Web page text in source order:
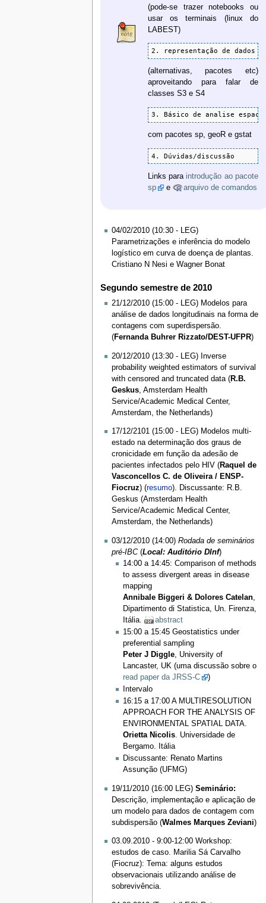
(pode-se trazer notebooks ou
usar os terminais (linux do
LABEST)
2. representação de dados
(alternativas, pacotes etc)
aproveitando para falar de
classes S3 e S4
3. Básico de analise
com pacotes sp, geoR e gstat
4. Dúvidas/discussão
Links para introdução ao pacote
sp
e arquivo de comandos
04/02/2010 (10:30 - LEG)
Parametrizações e inferência do modelo
logístico em curva de doença de plantas.
Cristiano N Nesi e Wagner Bonat
Segundo semestre de 2010
21/12/2010 (15:00 - LEG) Modelos para
análise de dados longitudinais na forma de
contagens com superdispersão.
(Fernanda Buhrer Rizzato/DEST-UFPR)
20/12/2010 (13:30 - LEG) Inverse
probability weighted estimators of survival
with censored and truncated data (R.B.
Geskus, Amsterdam Health
Service/Academic Medical Center,
Amsterdam, the Netherlands)
17/12/2101 (15:00 - LEG) Modelos multi-
estado na determinação dos graus de
cronicidade em função da adesão de
pacientes infectados pelo HIV (Raquel de
Vasconcellos C. de Oliveira / ENSP-
Fiocruz) (resumo). Discussante: R.B.
Geskus (Amsterdam Health
Service/Academic Medical Center,
Amsterdam, the Netherlands)
03/12/2010 (14:00) Rodada de seminários
pré-IBC(Local: Auditório DInf)
14:00 a 14:45: Comparison of methods
to assess divergent areas in disease
mapping
Annibale Biggeri & Dolores Catelan,
Dipartimento di Statistica, Un. Firenza,
Itália.
abstract
15:00 a 15:45 Geostatistics under
preferential sampling
Peter J Diggle, University of
Lancaster, UK (uma discussão sobre o
read paper da JRSS-C
)
Intervalo
16:15 a 17:00 A MULTIRESOLUTION
APPROACH FOR THE ANALYSIS OF
ENVIRONMENTAL SPATIAL DATA.
Orietta Nicolis. Universidade de
Bergamo. Itália
Discussante: Renato Martins
Assunção (UFMG)
19/11/2010 (16:00 LEG) Seminário:
Descrição, implementação e aplicação de
um modelo para dados de contagem com
subdispersão (Walmes Marques Zeviani)
03.09.2010 - 9:00-12:00 Workshop:
estudos de caso. Marilia Sá Carvalho
(Fiocruz): Tema: alguns estudos
observacionais utilizando análise de
sobrevivência.